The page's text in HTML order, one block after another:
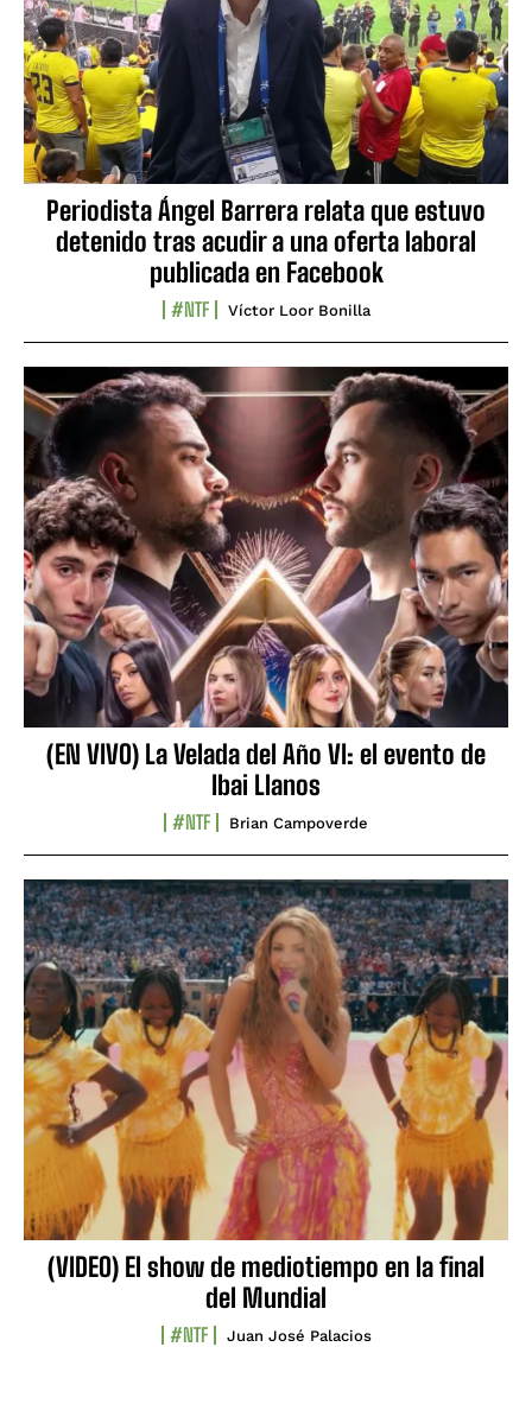
Periodista Ángel Barrera relata que estuvo
detenido tras acudir a una oferta laboral
publicada en Facebook
#NTF Víctor Loor Bonilla
(EN VIVO) La Velada del Año VI: el evento de
Ibai Llanos
#NTF Brian Campoverde
(VIDEO) El show de mediotiempo en la final
del Mundial
#NTF Juan José Palacios